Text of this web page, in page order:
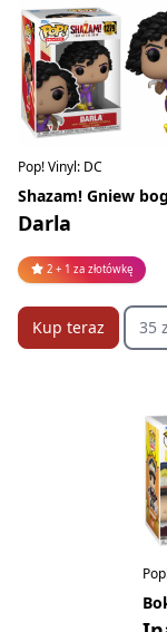
Pop! Vinyl: DC
Shazam! Gniew
Darla
2 + 1 za złotówkę
Kup teraz 35